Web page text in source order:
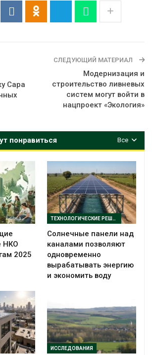
Сара
СЛЕДУЮЩИЙ МАТЕРИАЛ
Модернизация и
строительство ливневых
систем могут войти в
нацпроект «Экология»
Все
понравиться
НКО
2025
ТЕХНОЛОГИЧЕСКИЕ РЕШЕНИЯ
Солнечные панели над
каналами позволяют
одновременно
вырабатывать энергию
и экономить воду
ИССЛЕДОВАНИЯ